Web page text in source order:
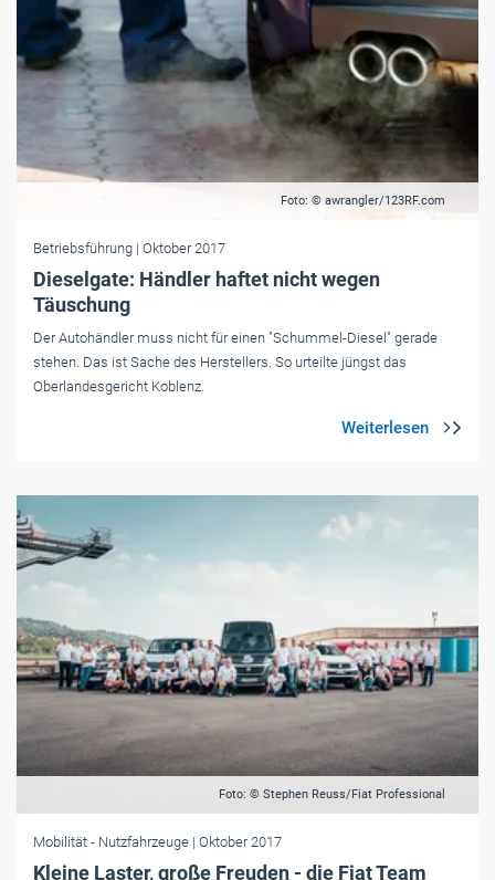
Foto: © awrangler/123RF.com
Betriebsführung | Oktober 2017
Dieselgate: Händler haftet nicht wegen
Täuschung
Der Autohändler muss nicht für einen "Schummel-Diesel" gerade
stehen. Das ist Sache des Herstellers. So urteilte jüngst das
Oberlandesgericht Koblenz.
Foto: © Stephen Reuss/Fiat Professional
Mobilität - Nutzfahrzeuge | Oktober 2017
Kleine Laster, große Freuden - die Fiat Team